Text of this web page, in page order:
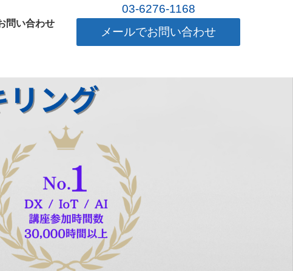
問い合わせ
03-6276-1168
メールでお問い合わせ